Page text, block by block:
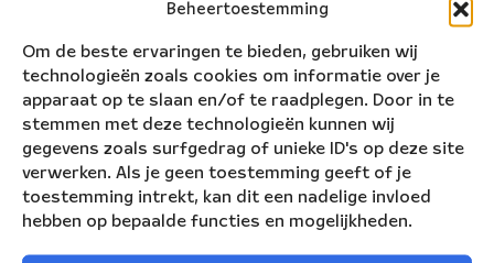
Beheertoestemming
Om de beste ervaringen te bieden, gebruiken wij
technologieën zoals cookies om informatie over je
apparaat op te slaan en/of te raadplegen. Door in te
stemmen met deze technologieën kunnen wij
gegevens zoals surfgedrag of unieke ID's op deze site
verwerken. Als je geen toestemming geeft of je
toestemming intrekt, kan dit een nadelige invloed
hebben op bepaalde functies en mogelijkheden.
Nederlands Blazers Ensemble